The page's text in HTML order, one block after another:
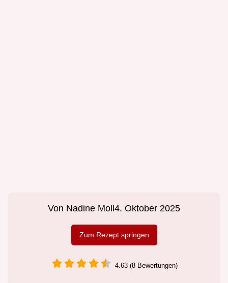
Von Nadine Moll 4. Oktober 2025
Zum Rezept springen
4.63 (8 Bewertungen)